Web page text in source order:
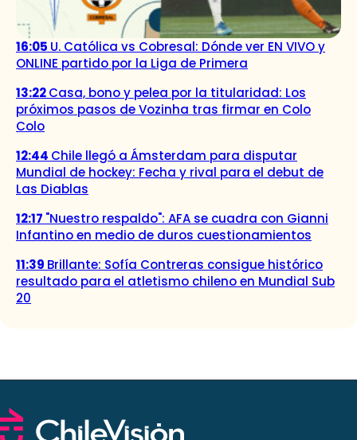
16:05 U. Católica vs Cobresal: Dónde ver EN VIVO y
ONLINE partido por la Liga de Primera
13:22Casa, bono y pelea por la titularidad: Los
próximos pasos de Vozinha tras firmar en Colo
Colo
12:44 Chile llegó a Ámsterdam para disputar
Mundial de hockey: Fecha y rival para el debut de
Las Diablas
12:17 "Nuestro respaldo": AFA se cuadra con Gianni
Infantino en medio de duros cuestionamientos
11:39 Brillante: Sofía Contreras consigue histórico
resultado para el atletismo chileno en Mundial Sub
20